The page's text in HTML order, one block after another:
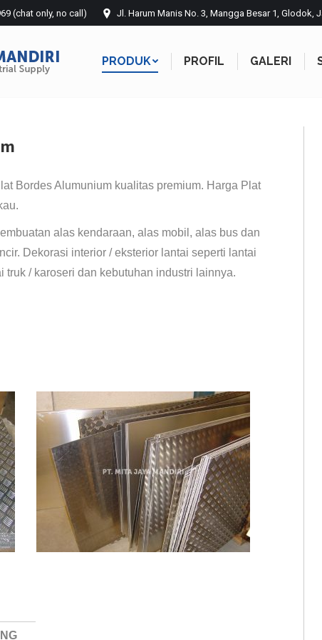
(chat only, no call) Jl. Harum Manis No. 3, Mangga Besar 1, Glodok,
PRODUK PROFIL GALERI
Bordes Alumunium kualitas premium. Harga Plat
alas kendaraan, alas mobil, alas bus dan
Dekorasi interior / eksterior lantai seperti lantai
truk / karoseri dan kebutuhan industri lainnya.
PRODUK PROFIL GALERI